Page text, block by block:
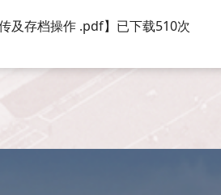
及存档操作 .pdf】已下载510次